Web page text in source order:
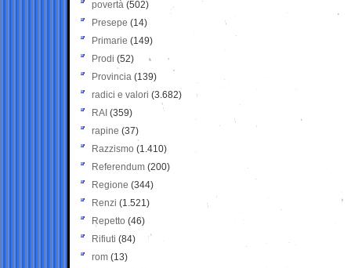
povertà (502)
Presepe (14)
Primarie (149)
Prodi (52)
Provincia (139)
radici e valori (3.682)
RAI (359)
rapine (37)
Razzismo (1.410)
Referendum (200)
Regione (344)
Renzi (1.521)
Repetto (46)
Rifiuti (84)
rom (13)